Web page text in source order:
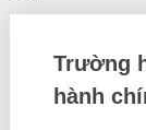
Trường
hành